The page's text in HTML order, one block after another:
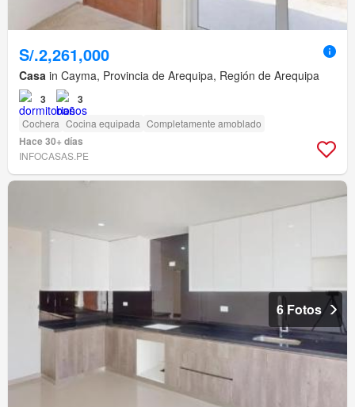
S/.2,261,000
Casa in Cayma, Provincia de Arequipa, Región de Arequipa
3 3
Cochera Cocina equipada Completamente amoblado
Hace 30+ días
INFOCASAS.PE
6 Fotos